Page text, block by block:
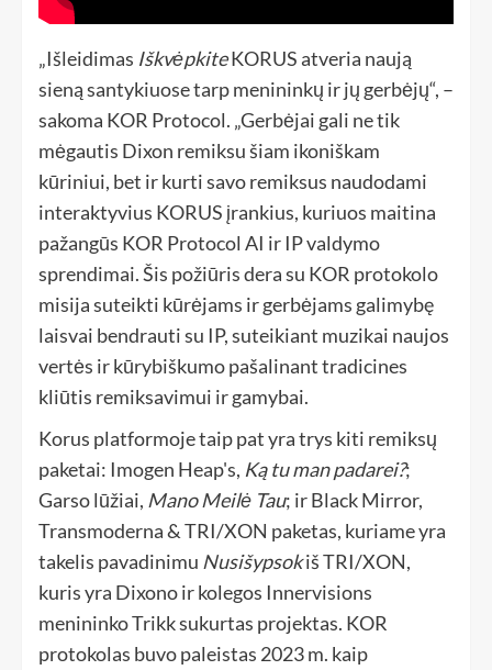
„Išleidimas IškvėpkiteKORUS atveria naują
sieną santykiuose tarp menininkų ir jų gerbėjų“, –
sakoma KOR Protocol. „Gerbėjai gali ne tik
mėgautis Dixon remiksu šiam ikoniškam
kūriniui, bet ir kurti savo remiksus naudodami
interaktyvius KORUS įrankius, kuriuos maitina
pažangūs KOR Protocol AI ir IP valdymo
sprendimai. Šis požiūris dera su KOR protokolo
misija suteikti kūrėjams ir gerbėjams galimybę
laisvai bendrauti su IP, suteikiant muzikai naujos
vertės ir kūrybiškumo pašalinant tradicines
kliūtis remiksavimui ir gamybai.
Korus platformoje taip pat yra trys kiti remiksų
paketai: Imogen Heap's, Ką tu man padarei?;
Garso lūžiai, Mano Meilė Tau; ir Black Mirror,
Transmoderna & TRI/XON paketas, kuriame yra
takelis pavadinimu Nusišypsokiš TRI/XON,
kuris yra Dixono ir kolegos Innervisions
menininko Trikk sukurtas projektas. KOR
protokolas buvo paleistas 2023 m. kaip